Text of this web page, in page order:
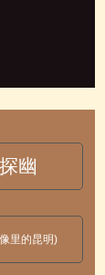
幽
里的昆明)